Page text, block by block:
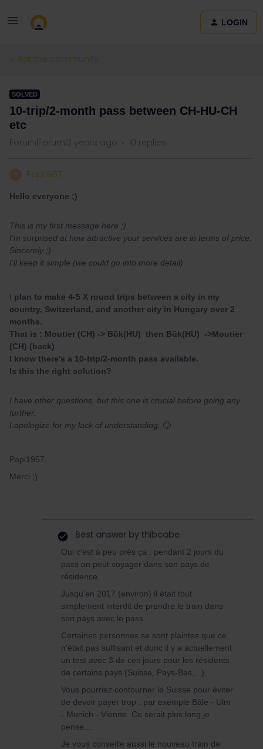
LOGIN
Ask the community
SOLVED
10-trip/2-month pass between CH-HU-CH
etc
Forum|Forum|2 years ago 10 replies
Papi1957
Hello everyone ;)
This is my first message here ;)
I'm surprised at how attractive your services are in terms of price.
Sincerely ;)
I'll keep it simple (we could go into more detail)
I plan to make 4-5 X round trips between a city in my
country, Switzerland, and another city in Hungary over 2
months.
That is : Moutier (CH) -> Bük(HU) then Bük(HU) ->Moutier
(CH) (back)
I know there's a 10-trip/2-month pass available.
Is this the right solution?
I have other questions, but this one is crucial before going any
further.
I apologize for my lack of understanding. 🙄
Papi1957
Merci ;)
Best answer by thibcabe
Oui c'est à peu près ça : pendant 2 jours du
pass on peut voyager dans son pays de
résidence.
Jusqu'en 2017 (environ) il était tout
simplement interdit de prendre le train dans
son pays avec le pass.
Certaines personnes se sont plaintes que ce
n'était pas suffisant et donc il y a actuellement
un test avec 3 de ces jours pour les résidents
de certains pays (Suisse, Pays-Bas,...).
Vous pourriez contourner la Suisse pour éviter
de devoir payer trop : par exemple Bâle - Ulm
- Munich - Vienne. Ce serait plus long je
pense…
Je vous conseille aussi le nouveau train de